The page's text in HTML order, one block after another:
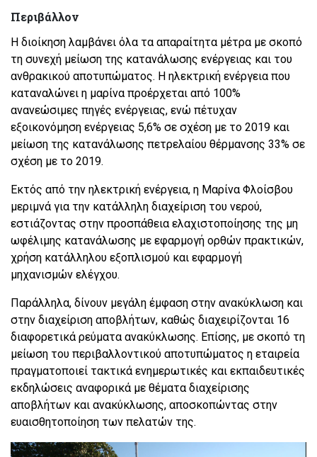
Περιβάλλον
Η διοίκηση λαμβάνει όλα τα απαραίτητα μέτρα με σκοπό
τη συνεχή μείωση της κατανάλωσης ενέργειας και του
ανθρακικού αποτυπώματος. Η ηλεκτρική ενέργεια που
καταναλώνει η μαρίνα προέρχεται από 100%
ανανεώσιμες πηγές ενέργειας, ενώ πέτυχαν
εξοικονόμηση ενέργειας 5,6% σε σχέση με το 2019 και
μείωση της κατανάλωσης πετρελαίου θέρμανσης 33% σε
σχέση με το 2019.
Εκτός από την ηλεκτρική ενέργεια, η Μαρίνα Φλοίσβου
μεριμνά για την κατάλληλη διαχείριση του νερού,
εστιάζοντας στην προσπάθεια ελαχιστοποίησης της μη
ωφέλιμης κατανάλωσης με εφαρμογή ορθών πρακτικών,
χρήση κατάλληλου εξοπλισμού και εφαρμογή
μηχανισμών ελέγχου.
Παράλληλα, δίνουν μεγάλη έμφαση στην ανακύκλωση και
στην διαχείριση αποβλήτων, καθώς διαχειρίζονται 16
διαφορετικά ρεύματα ανακύκλωσης. Επίσης, με σκοπό τη
μείωση του περιβαλλοντικού αποτυπώματος η εταιρεία
πραγματοποιεί τακτικά ενημερωτικές και εκπαιδευτικές
εκδηλώσεις αναφορικά με θέματα διαχείρισης
αποβλήτων και ανακύκλωσης, αποσκοπώντας στην
ευαισθητοποίηση των πελατών της.